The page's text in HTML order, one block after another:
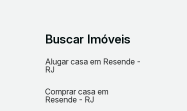
Buscar Imóveis
Alugar casa em Resende -
RJ
Comprar casa em
Resende - RJ